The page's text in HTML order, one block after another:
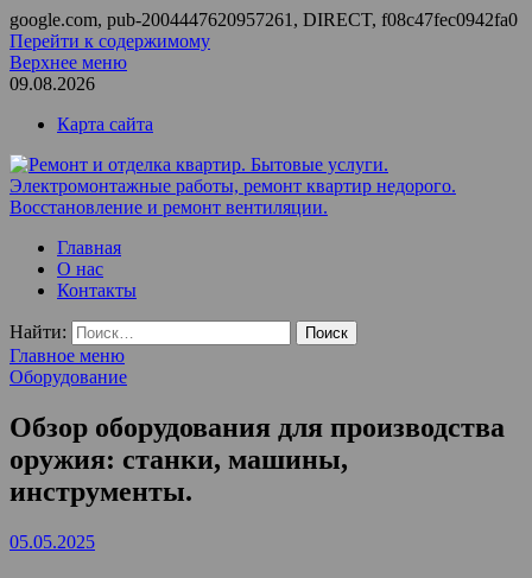
google.com, pub-2004447620957261, DIRECT, f08c47fec0942fa0
Перейти к содержимому
Верхнее меню
09.08.2026
Карта сайта
Ремонт и отделка квартир. Бытовые услуги.
Электромонтажные работы, ремонт квартир недорого.
Восстановление и ремонт вентиляции.
ООО Домус — ремонт квартир, обслуживание и ремонт
вентиляции, монтаж систем приточной вентиляции.
Главная
О нас
Контакты
Найти:
Главное меню
Оборудование
Обзор оборудования для производства
оружия: станки, машины,
инструменты.
05.05.2025